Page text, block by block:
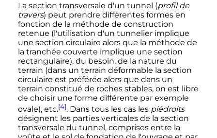
La section transversale d'un tunnel (profil de
travers) peut prendre différentes formes en
fonction de la méthode de construction
retenue (l'utilisation d'un tunnelier implique
une section circulaire alors que la méthode de
la tranchée couverte implique une section
rectangulaire), du besoin, de la nature du
terrain (dans un terrain déformable la section
circulaire est préférée alors que dans un
terrain constitué de roches stables, on est libre
de choisir une forme différente par exemple
ovale), etc.[4]. Dans tous les cas les piédroits
désignent les parties verticales de la section
transversale du tunnel, comprises entre la